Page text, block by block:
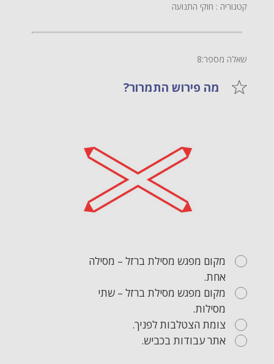
קטגוריה : חוקי התנועה
שאלה מספר:8
מה פירוש התמרור?
מקום מפגש מסילת ברזל – מסילה
אחת.
מקום מפגש מסילת ברזל – שתי
מסילות.
צומת הצטלבות לפניך.
אתר עבודות בכביש.